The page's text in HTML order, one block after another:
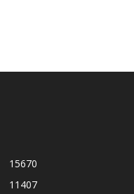
15670
11407